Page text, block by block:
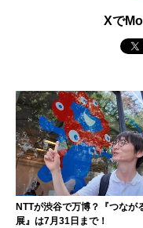
Xで
NTTが渋谷で万博？『つなが
展』は7月31日まで！